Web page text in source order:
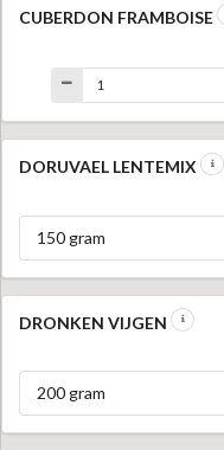
CUBERDON FRAMBOISE
DORUVAEL LENTEMIX
150 gram
DRONKEN VIJGEN
200 gram